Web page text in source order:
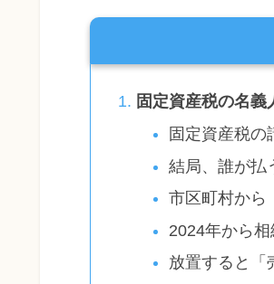
固定資産税の名
固定資産税の
結局、誰が
市区町村から
2024年から
放置すると「